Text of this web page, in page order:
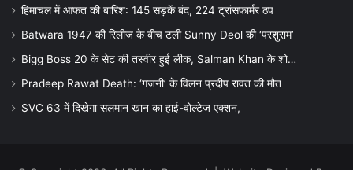
हिमाचल में आफत की बारिश: 145 सड़कें बंद, 224 ट्रांसफार्मर ठप
Batwara 1947 की रिलीज के बीच टली Sunny Deol की ‘परशुराम’
Bigg Boss 20 के सेट की तस्वीर हुई लीक, Salman Khan के शो…
Pradeep Rawat Death: ‘गजनी’ के विलन प्रदीप रावत की मौत
SVC 63 में दिखेगा सलमान खान का हाई-वोल्टेज एक्शन,